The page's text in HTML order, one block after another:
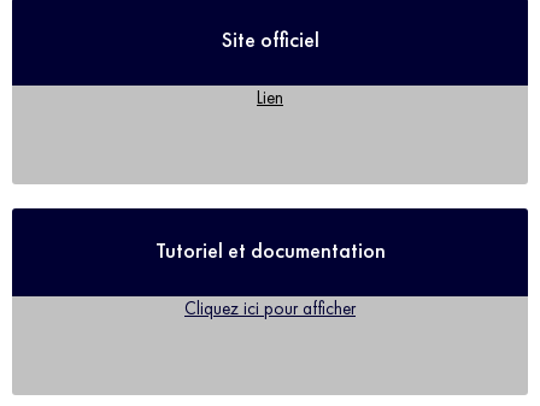
Site officiel
Lien
Tutoriel et documentation
Cliquez ici pour afficher